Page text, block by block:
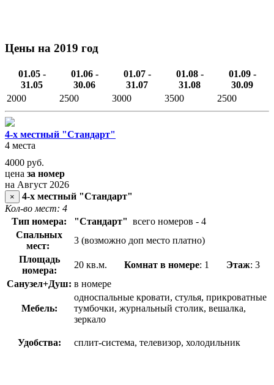
Цены на 2019 год
01.05 -
31.05
01.06 -
30.06
01.07 -
31.07
01.08 -
31.08
01.09 -
30.09
2000
2500 3000 3500 2500
4-х местный "Стандарт"
4 места
4000 руб.
цена за номер
на Август 2026
×
4-х местный "Стандарт"
Кол-во мест: 4
Тип номера:
"Стандарт" всего номеров - 4
Спальных
мест:
3 (возможно доп место платно)
Площадь
номера:
20 кв.м. Комнат в номере: 1 Этаж: 3
Санузел+Душ: в номере
Мебель:
односпальные кровати, стулья, прикроватные
тумбочки, журнальный столик, вешалка,
зеркало
Удобства: сплит-система, телевизор, холодильник